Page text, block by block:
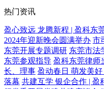
热门资讯
盈心致远 龙腾新程 | 盈科东
2024年迎新晚会圆满举办 市
东莞开展专题调研 东莞市法
东莞参观指导 盈科东莞律师
长、理事 盈动春日 萌发美
落幕 共建互学 银企合作 | 盈